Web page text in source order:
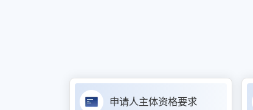
申请人主体资格要求